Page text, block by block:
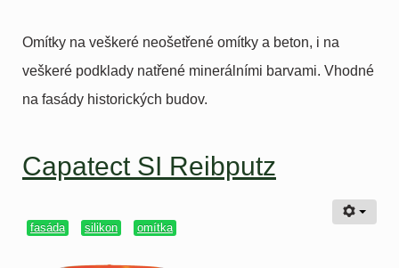
Omítky na veškeré neošetřené omítky a beton, i na
veškeré podklady natřené minerálními barvami. Vhodné
na fasády historických budov.
Capatect SI Reibputz
fasáda silikon omítka